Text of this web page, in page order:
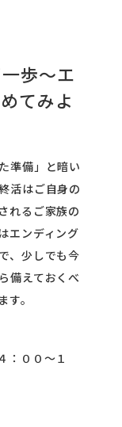
歩～エ
てみよ
準備」と暗い
活はご自身の
れるご家族の
エンディング
、少しでも今
備えておくべ
。
：００～１